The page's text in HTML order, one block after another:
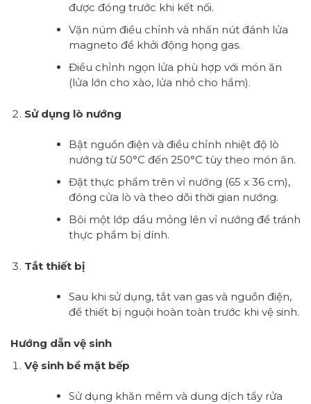
được đóng trước khi kết nối.
Vặn núm điều chỉnh và nhấn nút đánh lửa
magneto để khởi động họng gas.
Điều chỉnh ngọn lửa phù hợp với món ăn
(lửa lớn cho xào, lửa nhỏ cho hầm).
Sử dụng lò nướng
Bật nguồn điện và điều chỉnh nhiệt độ lò
nướng từ 50°C đến 250°C tùy theo món ăn.
Đặt thực phẩm trên vỉ nướng (65 x 36 cm),
đóng cửa lò và theo dõi thời gian nướng.
Bôi một lớp dầu mỏng lên vỉ nướng để tránh
thực phẩm bị dính.
Tắt thiết bị
Sau khi sử dụng, tắt van gas và nguồn điện,
để thiết bị nguội hoàn toàn trước khi vệ sinh.
Hướng dẫn vệ sinh
Vệ sinh bề mặt bếp
Sử dụng khăn mềm và dung dịch tẩy rửa